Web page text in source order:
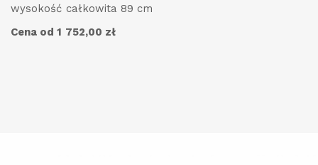
wysokość całkowita 89 cm
Cena od 1 752,00 zł